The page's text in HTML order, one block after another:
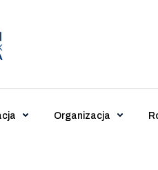
Organizacja